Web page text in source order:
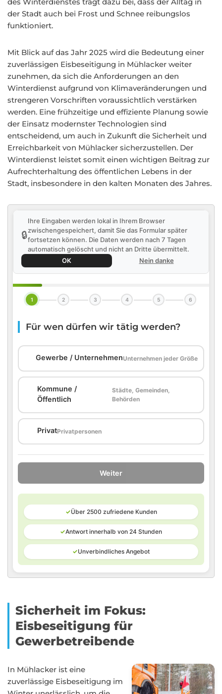
der Stadt auch bei Frost und Schnee reibungslos
funktioniert.
Mit Blick auf das Jahr 2025 wird die Bedeutung einer
zuverlässigen Eisbeseitigung in Mühlacker weiter
zunehmen, da sich die Anforderungen an den
Winterdienst aufgrund von Klimaveränderungen und
strengeren Vorschriften voraussichtlich verstärken
werden. Eine frühzeitige und effiziente Planung sowie
der Einsatz modernster Technologien sind
entscheidend, um auch in Zukunft die Sicherheit und
Erreichbarkeit von Mühlacker sicherzustellen. Der
Winterdienst leistet somit einen wichtigen Beitrag zur
Aufrechterhaltung des öffentlichen Lebens in der
Stadt, insbesondere in den kalten Monaten des Jahres.
🔒
Ihre Eingaben werden lokal in Ihrem Browser
zwischengespeichert, damit Sie das Formular später
fortsetzen können. Die Daten werden nach 7 Tagen
automatisch gelöscht und nicht an Dritte übermittelt.
OK
Nein danke
1 2 3 4 5 6
Für wen dürfen wir tätig werden?
Gewerbe / UnternehmenUnternehmen jeder Größe
Kommune /
Öffentlich
Städte, Gemeinden,
Behörden
PrivatPrivatpersonen
Weiter
✓Über 2500 zufriedene Kunden
✓Antwort innerhalb von 24 Stunden
✓Unverbindliches Angebot
Sicherheit im Fokus:
Eisbeseitigung für
Gewerbetreibende
In Mühlacker ist eine
zuverlässige Eisbeseitigung im